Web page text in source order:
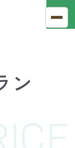
ン